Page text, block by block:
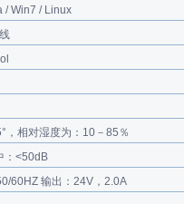
/ Win7 / Linux
，相对湿度为：10－85％
：<50dB
60HZ 输出：24V，2.0A